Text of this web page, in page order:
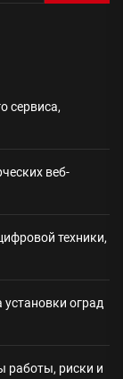
сервиса,
веб-
техники,
установки оград
работы, риски и